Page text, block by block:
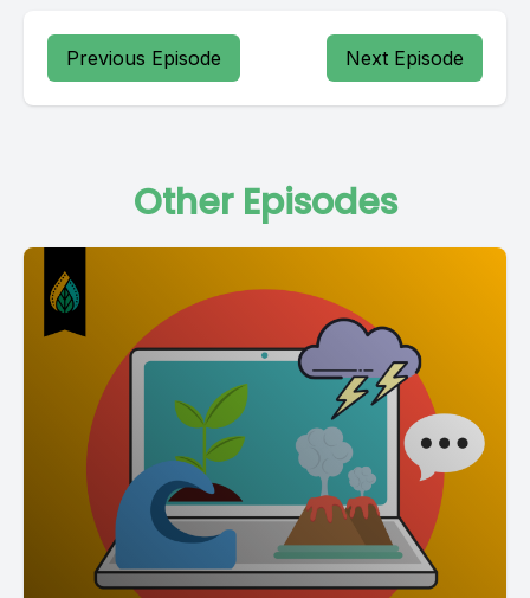
Previous Episode Next Episode
Other Episodes